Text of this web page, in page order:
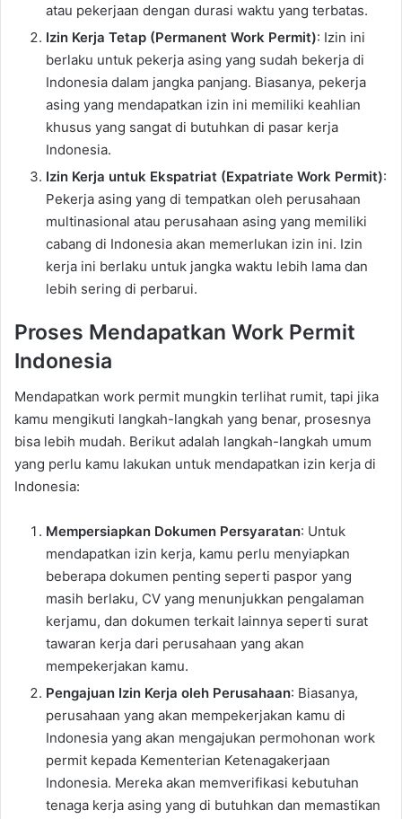
atau pekerjaan dengan durasi waktu yang terbatas.
Izin Kerja Tetap (Permanent Work Permit): Izin ini
berlaku untuk pekerja asing yang sudah bekerja di
Indonesia dalam jangka panjang. Biasanya, pekerja
asing yang mendapatkan izin ini memiliki keahlian
khusus yang sangat di butuhkan di pasar kerja
Indonesia.
Izin Kerja untuk Ekspatriat (Expatriate Work Permit):
Pekerja asing yang di tempatkan oleh perusahaan
multinasional atau perusahaan asing yang memiliki
cabang di Indonesia akan memerlukan izin ini. Izin
kerja ini berlaku untuk jangka waktu lebih lama dan
lebih sering di perbarui.
Proses Mendapatkan Work Permit
Indonesia
Mendapatkan work permit mungkin terlihat rumit, tapi jika
kamu mengikuti langkah-langkah yang benar, prosesnya
bisa lebih mudah. Berikut adalah langkah-langkah umum
yang perlu kamu lakukan untuk mendapatkan izin kerja di
Indonesia:
Mempersiapkan Dokumen Persyaratan: Untuk
mendapatkan izin kerja, kamu perlu menyiapkan
beberapa dokumen penting seperti paspor yang
masih berlaku, CV yang menunjukkan pengalaman
kerjamu, dan dokumen terkait lainnya seperti surat
tawaran kerja dari perusahaan yang akan
mempekerjakan kamu.
Pengajuan Izin Kerja oleh Perusahaan: Biasanya,
perusahaan yang akan mempekerjakan kamu di
Indonesia yang akan mengajukan permohonan work
permit kepada Kementerian Ketenagakerjaan
Indonesia. Mereka akan memverifikasi kebutuhan
tenaga kerja asing yang di butuhkan dan memastikan